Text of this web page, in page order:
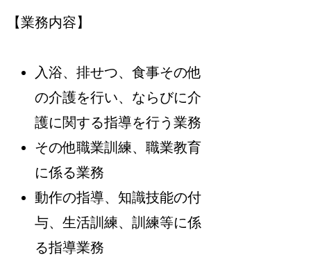
【業務内容】
入浴、排せつ、食事その他
の介護を行い、ならびに介
護に関する指導を行う業務
その他職業訓練、職業教育
に係る業務
動作の指導、知識技能の付
与、生活訓練、訓練等に係
る指導業務